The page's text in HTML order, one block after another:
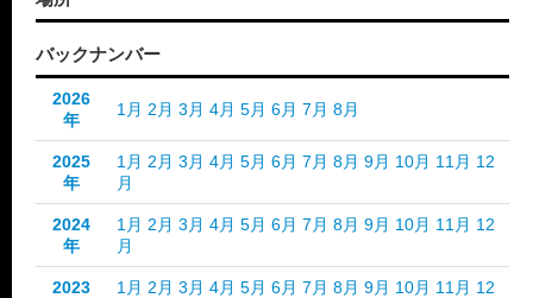
バックナンバー
2026
年
1月 2月 3月 4月 5月 6月 7月 8月
2025
年
1月 2月 3月 4月 5月 6月 7月 8月 9月 10月 11月 12
月
2024
年
1月 2月 3月 4月 5月 6月 7月 8月 9月 10月 11月 12
月
2023
1月 2月 3月 4月 5月 6月 7月 8月 9月 10月 11月 12